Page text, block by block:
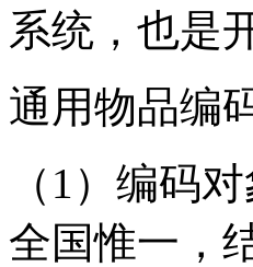
系统，也是
通用物品编
（1）编码
全国惟一，